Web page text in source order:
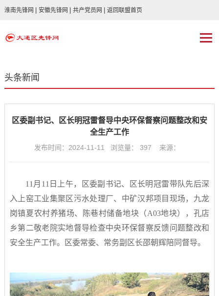
淮南先锋网 安徽先锋网 共产党员网 返回联盟首页
头条新闻
区委副书记、区长明冠雷督导中央环保督察问题整改和安
全生产工作
发布时间：2024-11-11 浏览量： 397 来源：
11月11日上午，区委副书记、区长明冠雷带队先后深
入上窑工业集聚区污水处理厂、中矿汉邦项目现场，九龙
岗镇夏农村养猪场、陈巷村储备地块（A03地块），孔店
乡第二敬老院实地督导检查中央环保督察反馈问题整改和
安全生产工作。区委常委、常务副区长邵朝辉陪同督导。